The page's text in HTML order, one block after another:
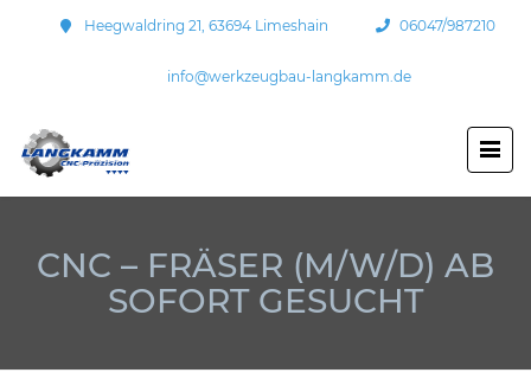
Heegwaldring 21, 63694 Limeshain 06047/987210
info@werkzeugbau-langkamm.de
CNC – FRÄSER (M/W/D) AB
SOFORT GESUCHT